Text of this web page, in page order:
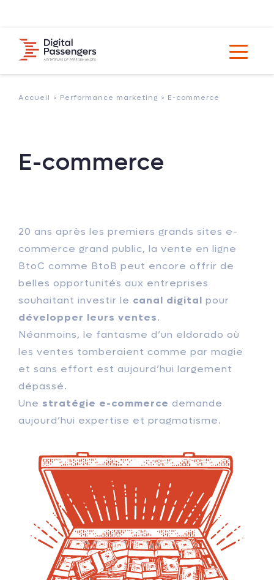
Accueil > Performance marketing > E-commerce
E-commerce
20 ans après les premiers grands sites e-
commerce grand public, la vente en ligne
BtoC comme BtoB peut encore offrir de
belles opportunités aux entreprises
souhaitant investir le canal digital pour
développer leurs ventes.
Néanmoins, le fantasme d’un eldorado où
les ventes tomberaient comme par magie
et sans effort est aujourd’hui largement
dépassé.
Une stratégie e-commerce demande
aujourd’hui expertise et pragmatisme.